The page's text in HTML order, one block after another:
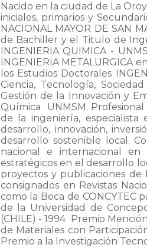
Nacido en la ciudad de La
iniciales, primarios y
NACIONAL MAYOR DE SAN
de Bachiller y el Titulo de
INGENIERIA QUIMICA -
INGENIERIA METALURGICA
los Estudios Doctorales
Ciencia, Tecnología,
Gestión de la Innovación y
Química  UNMSM.
de la ingeniería,
desarrollo, innovación,
desarrollo sostenible local.
nacional e internacional en
estratégicos en el desarrollo
proyectos y publicaciones de
consignados en Revistas
como la Beca de CONCYTEC
de la Universidad de
(CHILE) - 1994  Premio
de Materiales con
Premio a la Investigación